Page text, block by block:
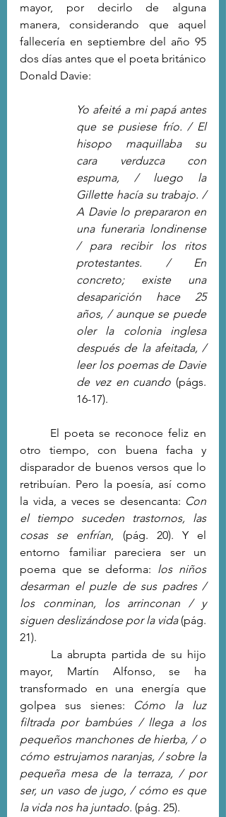
mayor, por decirlo de alguna
manera, considerando que aquel
fallecería en septiembre del año 95
dos días antes que el poeta británico
Donald Davie:
Yo afeité a mi papá antes
que se pusiese frío. / El
hisopo maquillaba su
cara verduzca con
espuma, / luego la
Gillette hacía su trabajo. /
A Davie lo prepararon en
una funeraria londinense
/ para recibir los ritos
protestantes. / En
concreto; existe una
desaparición hace 25
años, / aunque se puede
oler la colonia inglesa
después de la afeitada, /
leer los poemas de Davie
de vez en cuando (págs.
16-17).
otro tiempo, con buena facha y
disparador de buenos versos que lo
retribuían. Pero la poesía, así como
la vida, a veces se desencanta: Con
el tiempo suceden trastornos, las
cosas se enfrían, (pág. 20). Y el
entorno familiar pareciera ser un
poema que se deforma: los niños
desarman el puzle de sus padres /
los conminan, los arrinconan / y
siguen deslizándose por la vida (pág.
21).
mayor, Martín Alfonso, se ha
transformado en una energía que
golpea sus sienes: Cómo la luz
filtrada por bambúes / llega a los
pequeños manchones de hierba, / o
cómo estrujamos naranjas, / sobre la
pequeña mesa de la terraza, / por
ser, un vaso de jugo, / cómo es que
la vida nos ha juntado. (pág. 25).